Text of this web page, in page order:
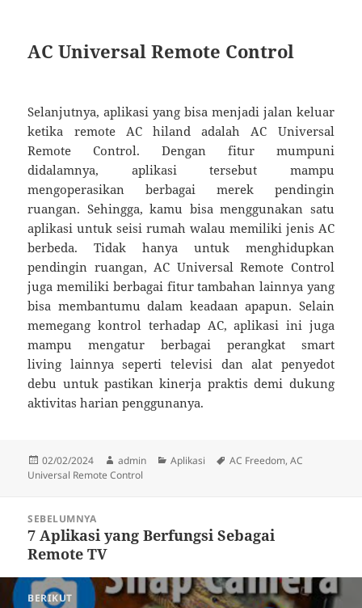
AC Universal Remote Control
Selanjutnya, aplikasi yang bisa menjadi jalan keluar
ketika remote AC hiland adalah AC Universal
Remote Control. Dengan fitur mumpuni
didalamnya, aplikasi tersebut mampu
mengoperasikan berbagai merek pendingin
ruangan. Sehingga, kamu bisa menggunakan satu
aplikasi untuk seisi rumah walau memiliki jenis AC
berbeda. Tidak hanya untuk menghidupkan
pendingin ruangan, AC Universal Remote Control
juga memiliki berbagai fitur tambahan lainnya yang
bisa membantumu dalam keadaan apapun. Selain
memegang kontrol terhadap AC, aplikasi ini juga
mampu mengatur berbagai perangkat smart
living lainnya seperti televisi dan alat penyedot
debu untuk pastikan kinerja praktis demi dukung
aktivitas harian penggunanya.
Diposkan
pada
02/02/2024 Penulis
admin Kategori
Aplikasi Tag
AC Freedom,AC
Universal Remote Control
SEBELUMNYA
Pos
sebelumnya:
7 Aplikasi yang Berfungsi Sebagai
Remote TV
BERIKUT